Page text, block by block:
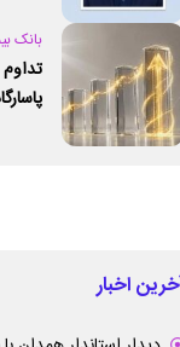
بانک
اخبار